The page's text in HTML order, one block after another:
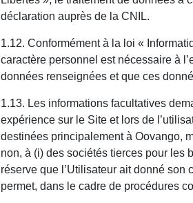
déclaration auprès de la CNIL.
1.12. Conformément à la loi «
caractère personnel est nécessaire à
données renseignées et que ces
1.13. Les informations facultatives
expérience sur le Site et lors de
destinées principalement à Oovango,
non, à (i) des sociétés tierces pour les
réserve que l’Utilisateur ait donné
permet, dans le cadre de procédures